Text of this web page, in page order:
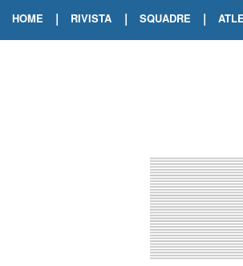
HOME | RIVISTA | SQUADRE |